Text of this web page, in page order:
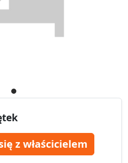
z właścicielem